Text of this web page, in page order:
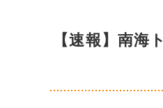
【速報】南